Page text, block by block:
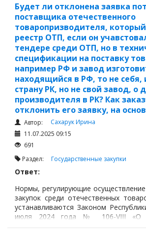
Республики Казахстан от 9
(далее – Правила).
Будет ли отклонена заявка
поставщика отечественного
товаропризводителя, который
реестр ОТП, если он
тендере среди ОТП, но в
спецификации на поставку
например РФ и завод
находящийся в РФ, то не
страну РК, но не свой завод, о
производителя в РК? Как
отклонить его заявку, на
Автор:
Сахарук Ирина
11.07.2025 09:15
691
Раздел: Государственные закупки
Ответ:
Нормы, регулирующие осуществление
закупок среди отечественных
устанавливаются Законом
июля 2024 года № 106-VIII «О
закупках» (далее – Закон) и